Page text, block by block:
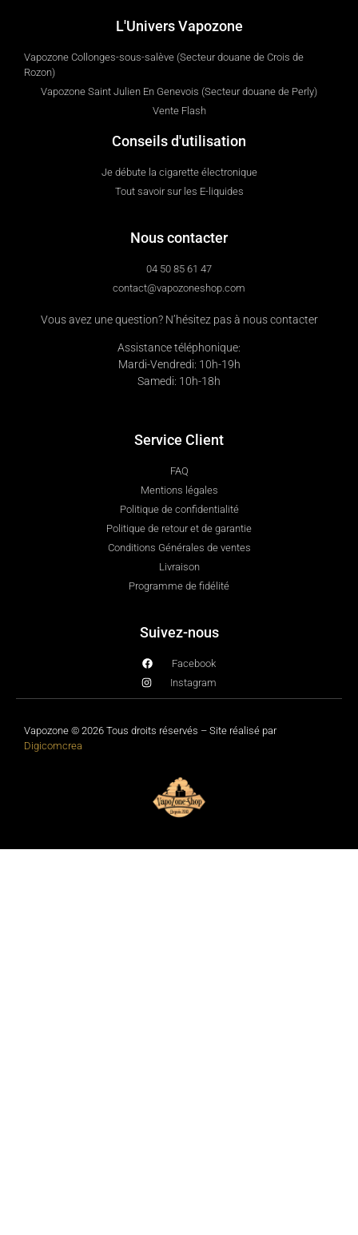
L'Univers Vapozone
Vapozone Collonges-sous-salève (Secteur douane de Crois de
Rozon)
Vapozone Saint Julien En Genevois (Secteur douane de Perly)
Vente Flash
Conseils d'utilisation
Je débute la cigarette électronique
Tout savoir sur les E-liquides
Nous contacter
04 50 85 61 47
contact@vapozoneshop.com
Vous avez une question? N’hésitez pas à nous contacter
Assistance téléphonique:
Mardi-Vendredi: 10h-19h
Samedi: 10h-18h
Service Client
FAQ
Mentions légales
Politique de confidentialité
Politique de retour et de garantie
Conditions Générales de ventes
Livraison
Programme de fidélité
Suivez-nous
Facebook
Instagram
Vapozone © 2026 Tous droits réservés – Site réalisé par
Digicomcrea